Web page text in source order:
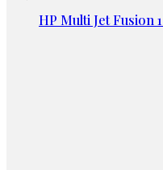
HP Multi Jet Fusion